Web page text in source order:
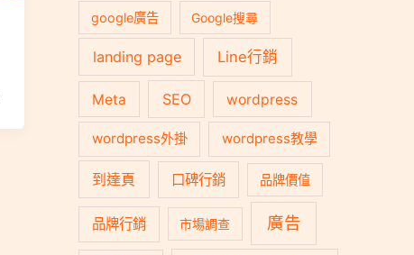
google廣告 Google搜尋
landing page Line行銷
Meta SEO wordpress
wordpress外掛 wordpress教學
到達頁 口碑行銷 品牌價值
品牌行銷 市場調查 廣告